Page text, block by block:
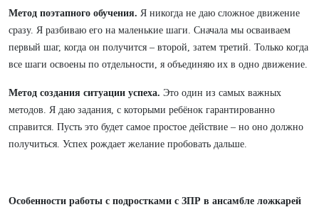
Метод поэтапного обучения. Я никогда не даю сложное движение
сразу. Я разбиваю его на маленькие шаги. Сначала мы осваиваем
первый шаг, когда он получится – второй, затем третий. Только когда
все шаги освоены по отдельности, я объединяю их в одно движение.
Метод создания ситуации успеха. Это один из самых важных
методов. Я даю задания, с которыми ребёнок гарантированно
справится. Пусть это будет самое простое действие – но оно должно
получиться. Успех рождает желание пробовать дальше.
Особенности работы с подростками с ЗПР в ансамбле ложкарей